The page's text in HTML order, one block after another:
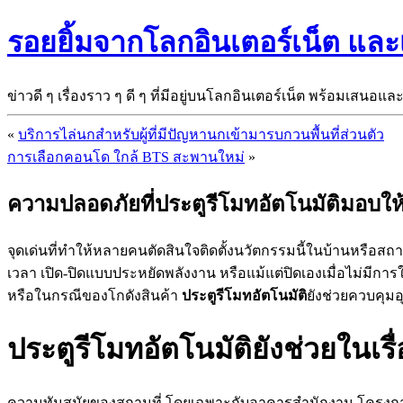
รอยยิ้มจากโลกอินเตอร์เน็ต แล
ข่าวดี ๆ เรื่องราว ๆ ดี ๆ ที่มีอยู่บนโลกอินเตอร์เน็ต พร้อมเสนอแ
« บริการไล่นกสำหรับผู้ที่มีปัญหานกเข้ามารบกวนพื้นที่ส่วนตัว
การเลือกคอนโด ใกล้ BTS สะพานใหม่ »
ความปลอดภัยที่ประตูรีโมทอัตโนมัติมอบใ
จุดเด่นที่ทำให้หลายคนตัดสินใจติดตั้งนวัตกรรมนี้ในบ้านหรือส
เวลา เปิด-ปิดแบบประหยัดพลังงาน หรือแม้แต่ปิดเองเมื่อไม่มีกา
หรือในกรณีของโกดังสินค้า ประตูรีโมทอัตโนมัติยังช่วยควบคุม
ประตูรีโมทอัตโนมัติยังช่วยในเ